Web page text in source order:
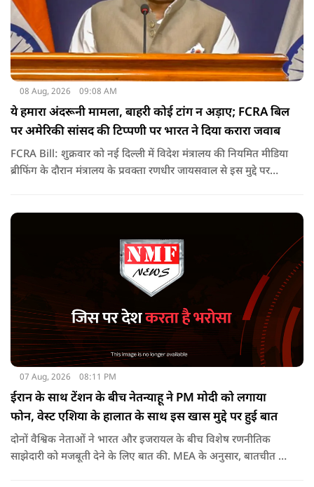
08 Aug, 2026 09:08 AM
ये हमारा अंदरूनी मामला, बाहरी कोई टांग न अड़ाए; FCRA बिल
पर अमेरिकी सांसद की टिप्पणी पर भारत ने दिया करारा जवाब
FCRA Bill: शुक्रवार को नई दिल्ली में विदेश मंत्रालय की नियमित मीडिया
ब्रीफिंग के दौरान मंत्रालय के प्रवक्ता रणधीर जायसवाल से इस मुद्दे पर
की संसद करती है.
07 Aug, 2026 08:11 PM
ईरान के साथ टेंशन के बीच नेतन्याहू ने PM मोदी को लगाया
फोन, वेस्ट एशिया के हालात के साथ इस खास मुद्दे पर हुई बात
दोनों वैश्विक नेताओं ने भारत और इजरायल के बीच विशेष रणनीतिक
साझेदारी को मजबूती देने के ल‍िए बात की. MEA के अनुसार, बातचीत की